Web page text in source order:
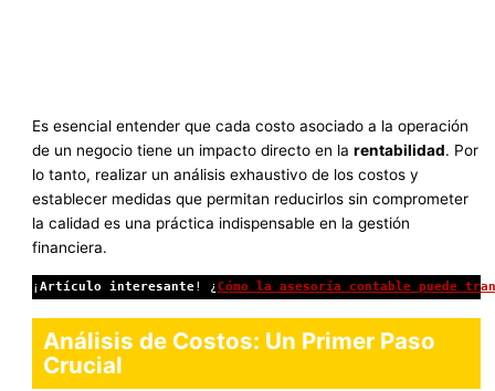
Es esencial entender que cada costo asociado a la operación
de un negocio tiene un impacto directo en larentabilidad. Por
lo tanto, realizar un análisis exhaustivo de los costos y
establecer medidas que permitan reducirlos sin comprometer
la calidad es una práctica indispensable en la gestión
financiera.
¡Artículo interesante! ¿Cómo la asesoría contable puede
Análisis de Costos: Un Primer Paso
Crucial